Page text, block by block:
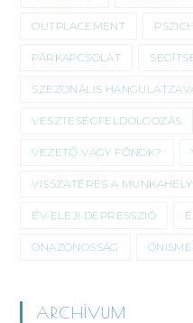
OUTPLACEMENT
PÁRKAPCSOLAT
SZEZONÁLIS
VESZTESÉGFELDOLGOZÁS
VEZETŐ VAGY FŐNÖK?
VISSZATÉRÉS A
ÉV ELEJI DEPRESSZIÓ
ÖNAZONOSSÁG
ARCHÍVUM